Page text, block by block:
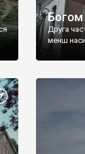
Богом
Друга
менш